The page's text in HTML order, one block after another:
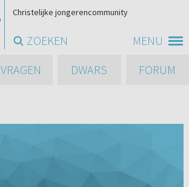
MENU
Christelijke jongerencommunity
ZOEKEN
VRAGEN DWARS FORUM